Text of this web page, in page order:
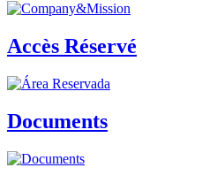
Accès Réservé
Documents